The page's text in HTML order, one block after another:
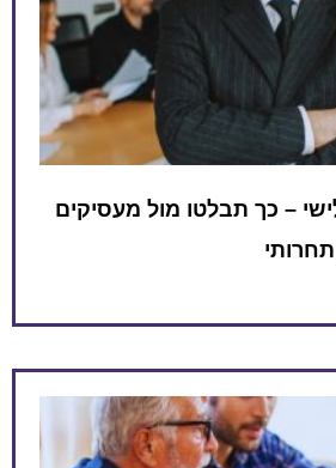
– כך תבלטו מול מעסיקים